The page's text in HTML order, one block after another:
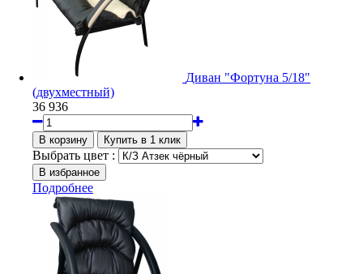
Диван "Фортуна 5/18"
(двухместный)
36 936
Выбрать цвет :
Подробнее